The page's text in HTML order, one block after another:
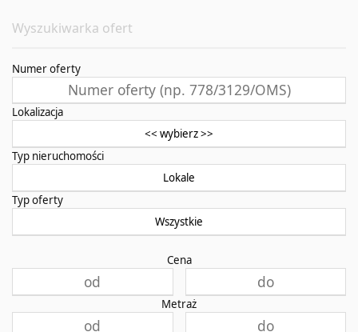
Wyszukiwarka ofert
Numer oferty
Lokalizacja
<< wybierz >>
Typ nieruchomości
Lokale
Typ oferty
Wszystkie
Cena
Metraż